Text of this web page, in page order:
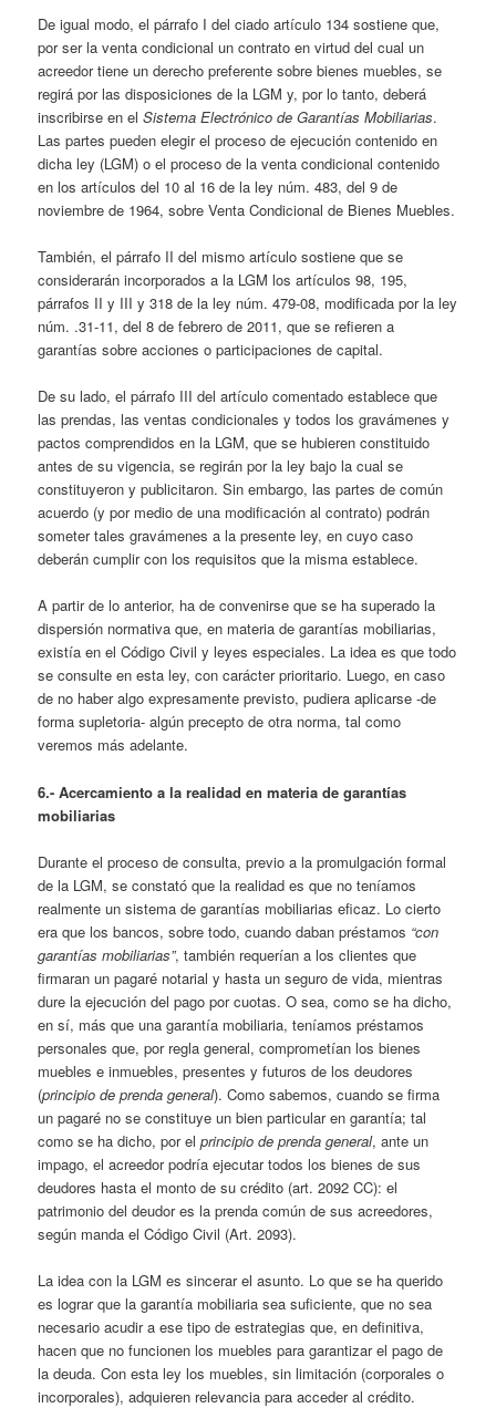
De igual modo, el párrafo I del ciado artículo 134 sostiene que,
por ser la venta condicional un contrato en virtud del cual un
acreedor tiene un derecho preferente sobre bienes muebles, se
regirá por las disposiciones de la LGM y, por lo tanto, deberá
inscribirse en elSistema Electrónico de Garantías Mobiliarias.
Las partes pueden elegir el proceso de ejecución contenido en
dicha ley (LGM) o el proceso de la venta condicional contenido
en los artículos del 10 al 16 de la ley núm. 483, del 9 de
noviembre de 1964, sobre Venta Condicional de Bienes Muebles.
También, el párrafo II del mismo artículo sostiene que se
considerarán incorporados a la LGM los artículos 98, 195,
párrafos II y III y 318 de la ley núm. 479-08, modificada por la ley
núm. .31-11, del 8 de febrero de 2011, que se refieren a
garantías sobre acciones o participaciones de capital.
De su lado, el párrafo III del artículo comentado establece que
las prendas, las ventas condicionales y todos los gravámenes y
pactos comprendidos en la LGM, que se hubieren constituido
antes de su vigencia, se regirán por la ley bajo la cual se
constituyeron y publicitaron. Sin embargo, las partes de común
acuerdo (y por medio de una modificación al contrato) podrán
someter tales gravámenes a la presente ley, en cuyo caso
deberán cumplir con los requisitos que la misma establece.
A partir de lo anterior, ha de convenirse que se ha superado la
dispersión normativa que, en materia de garantías mobiliarias,
existía en el Código Civil y leyes especiales. La idea es que todo
se consulte en esta ley, con carácter prioritario. Luego, en caso
de no haber algo expresamente previsto, pudiera aplicarse -de
forma supletoria- algún precepto de otra norma, tal como
veremos más adelante.
6.- Acercamiento a la realidad en materia de garantías
mobiliarias
Durante el proceso de consulta, previo a la promulgación formal
de la LGM, se constató que la realidad es que no teníamos
realmente un sistema de garantías mobiliarias eficaz. Lo cierto
era que los bancos, sobre todo, cuando daban préstamos “con
garantías mobiliarias”, también requerían a los clientes que
firmaran un pagaré notarial y hasta un seguro de vida, mientras
dure la ejecución del pago por cuotas. O sea, como se ha dicho,
en sí, más que una garantía mobiliaria, teníamos préstamos
personales que, por regla general, comprometían los bienes
muebles e inmuebles, presentes y futuros de los deudores
(principio de prenda general). Como sabemos, cuando se firma
un pagaré no se constituye un bien particular en garantía; tal
como se ha dicho, por elprincipio de prenda general, ante un
impago, el acreedor podría ejecutar todos los bienes de sus
deudores hasta el monto de su crédito (art. 2092 CC): el
patrimonio del deudor es la prenda común de sus acreedores,
según manda el Código Civil (Art. 2093).
La idea con la LGM es sincerar el asunto. Lo que se ha querido
es lograr que la garantía mobiliaria sea suficiente, que no sea
necesario acudir a ese tipo de estrategias que, en definitiva,
hacen que no funcionen los muebles para garantizar el pago de
la deuda. Con esta ley los muebles, sin limitación (corporales o
incorporales), adquieren relevancia para acceder al crédito.